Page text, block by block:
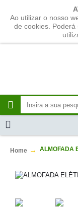
Ao utilizar o nosso
de cookies.
Home ALMOFADA